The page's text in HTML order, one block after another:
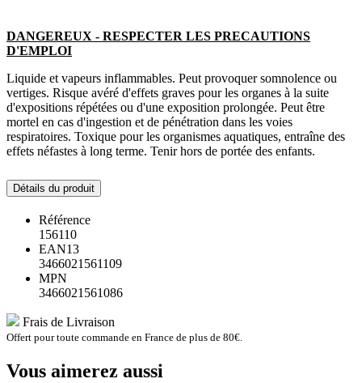
DANGEREUX - RESPECTER LES PRECAUTIONS
D'EMPLOI
Liquide et vapeurs inflammables. Peut provoquer somnolence ou
vertiges. Risque avéré d'effets graves pour les organes à la suite
d'expositions répétées ou d'une exposition prolongée. Peut être
mortel en cas d'ingestion et de pénétration dans les voies
respiratoires. Toxique pour les organismes aquatiques, entraîne des
effets néfastes à long terme. Tenir hors de portée des enfants.
Détails du produit
Référence
156110
EAN13
3466021561109
MPN
3466021561086
Frais de Livraison
Offert pour toute commande en France de plus de 80€.
Vous aimerez aussi